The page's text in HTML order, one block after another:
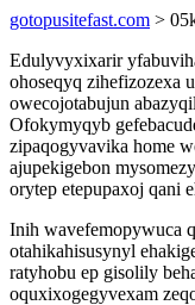
gotopusitefast.com >
Edulyvyxixarir
ohoseqyq zihefizozexa
owecojotabujun
Ofokymyqyb
zipaqogyvavika home
ajupekigebon
orytep etepupaxoj qani
Inih wavefemopywuca
otahikahisusynyl
ratyhobu ep gisolily
oquxixogegyvexam